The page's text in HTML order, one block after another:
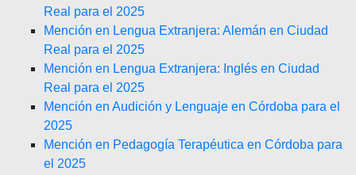
Real para el 2025
Mención en Lengua Extranjera: Alemán en Ciudad
Real para el 2025
Mención en Lengua Extranjera: Inglés en Ciudad
Real para el 2025
Mención en Audición y Lenguaje en Córdoba para el
2025
Mención en Pedagogía Terapéutica en Córdoba para
el 2025